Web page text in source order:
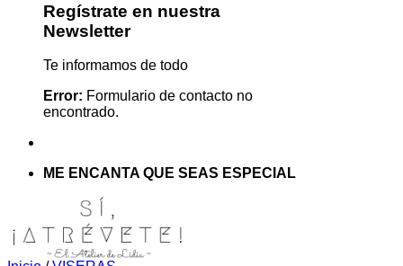
Regístrate en nuestra
Newsletter
Te informamos de todo
Error: Formulario de contacto no
encontrado.
ME ENCANTA QUE SEAS ESPECIAL